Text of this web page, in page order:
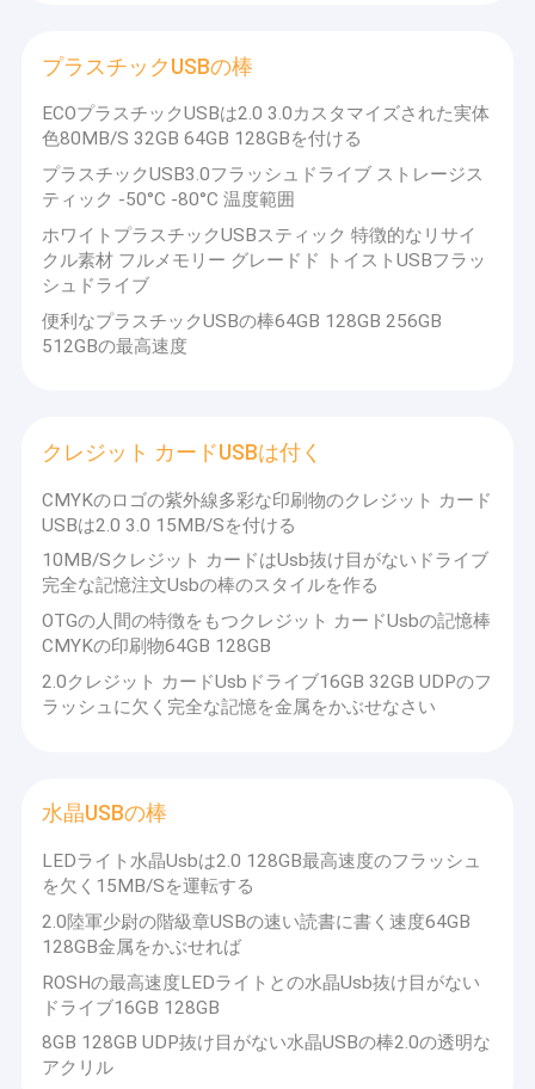
マイクロSDカード
UDPの抜け目がない破片
タイプcのotg usbの抜け目がないドライブ
木USB抜け目がないドライブ
プラスチックUSBの棒
クレジット カードUSBは付く
ペンUSBの抜け目がないドライブ
シリコーンのバンドUSB
多機能の無線充電器
USB HUB アダプタ
携帯用力銀行
プラスチックUSBの棒
ECOプラスチックUSBは2.0 3.0カスタマイズされた実体
色80MB/S 32GB 64GB 128GBを付ける
プラスチックUSB3.0フラッシュドライブ ストレージス
ティック -50°C -80°C 温度範囲
ホワイトプラスチックUSBスティック 特徴的なリサイ
クル素材 フルメモリー グレードド トイストUSBフラッ
シュドライブ
便利なプラスチックUSBの棒64GB 128GB 256GB
512GBの最高速度
クレジット カードUSBは付く
CMYKのロゴの紫外線多彩な印刷物のクレジット カード
USBは2.0 3.0 15MB/Sを付ける
10MB/Sクレジット カードはUsb抜け目がないドライブ
完全な記憶注文Usbの棒のスタイルを作る
OTGの人間の特徴をもつクレジット カードUsbの記憶棒
CMYKの印刷物64GB 128GB
2.0クレジット カードUsbドライブ16GB 32GB UDPのフ
ラッシュに欠く完全な記憶を金属をかぶせなさい
水晶USBの棒
LEDライト水晶Usbは2.0 128GB最高速度のフラッシュ
を欠く15MB/Sを運転する
2.0陸軍少尉の階級章USBの速い読書に書く速度64GB
128GB金属をかぶせれば
ROSHの最高速度LEDライトとの水晶Usb抜け目がない
ドライブ16GB 128GB
8GB 128GB UDP抜け目がない水晶USBの棒2.0の透明な
アクリル
ています。
以上の専門スタッフ。
100%テスト合格、高品質、信頼性の高い保証ポリシー。
24時間365日のオンラインサービスと迅速なターンアラウ
ンド--24時間緊急サービスをサポートします。
2時間のデザイナーによる図面作成と、少量MOQでのレー
ザーおよびフルカラー印刷ロゴのサポート。
適切なロジスティクスソリューション。
SUNTARP は、深センにあるUSBフラッシュドライブの誠実なメ
ーカーです。
Suntrapは、USB業界とUSB新スタイルの開発をリードする標準
でもあります。
OEMおよびODMのカスタマイズサービスを提供できます。
毎年、USBシェルやその他の周辺機器など、1つまたは2つの新し
いスタイルを開発します。お客様がより多くの選択肢を持てるよ
うに、新製品の開発を続けます。
2021年には、インテリジェントセンサー噴霧器を開発しました。
2022年には、ワイヤレス充電+アロマディフューザー多機能製品
ドライブ、メモリカード、ワイヤレス充電製品などを市
場で積極的に開発しています。
2024年。Suntrap b eca me theLenovo ブランドの中国のOEM
工場
となり、LenovoのUSBフラッシュドライブの形状の金型を
開くのを支援しました。2025年、
SuntrapはASUSとLenovoの両方の中国製造パートナーとなり、
ユニークな形状のU字型USBドライブの製造を支援しました。
Suntrap工場は、SSD工場と同じ東莞の住所に移転し、2つの工場
を統合して業界最大の製造工場となりました。
当社が開発した新製品については、独自の特許を取得していま
す。